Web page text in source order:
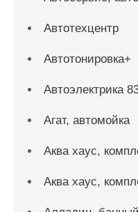
Автотехцентр
Автотонировка+
Автоэлектрика
Агат, автомойка
Аква хаус,
Аква хаус,